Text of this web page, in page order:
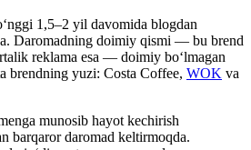
1,5–2 yil davomida blogdan
Daromadning doimiy qismi — bu brend
reklama esa — doimiy bo‘lmagan
brendning yuzi: Costa Coffee, WOK va
munosib hayot kechirish
barqaror daromad keltirmoqda.